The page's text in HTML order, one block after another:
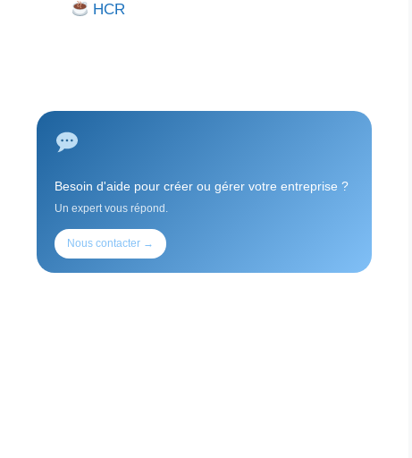
HCR
Besoin d'aide pour créer ou gérer votre entreprise ?
Un expert vous répond.
Nous contacter →